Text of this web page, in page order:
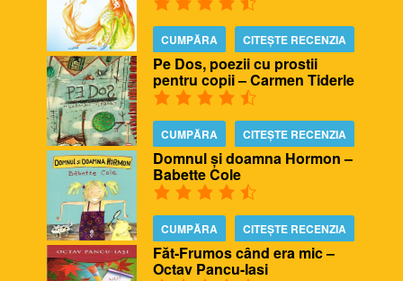
CUMPĂRA CITEȘTE RECENZIA
Pe Dos, poezii cu prostii
pentru copii – Carmen Tiderle
CUMPĂRA CITEȘTE RECENZIA
Domnul și doamna Hormon –
Babette Cole
CUMPĂRA CITEȘTE RECENZIA
Făt-Frumos când era mic –
Octav Pancu-Iasi